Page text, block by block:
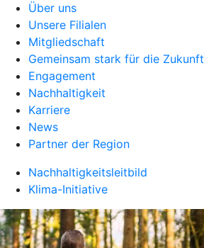
Über uns
Unsere Filialen
Mitgliedschaft
Gemeinsam stark für die Zukunft
Engagement
Nachhaltigkeit
Karriere
News
Partner der Region
Nachhaltigkeitsleitbild
Klima-Initiative